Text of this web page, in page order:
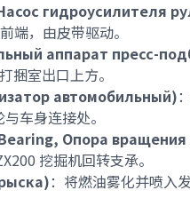
гидроусилителя
端，由皮带驱动。
аппарат пресс-
捆室出口上方。
автомобильный)
车身连接处。
Опора
挖掘机回转支承。
：将燃油雾化并喷入